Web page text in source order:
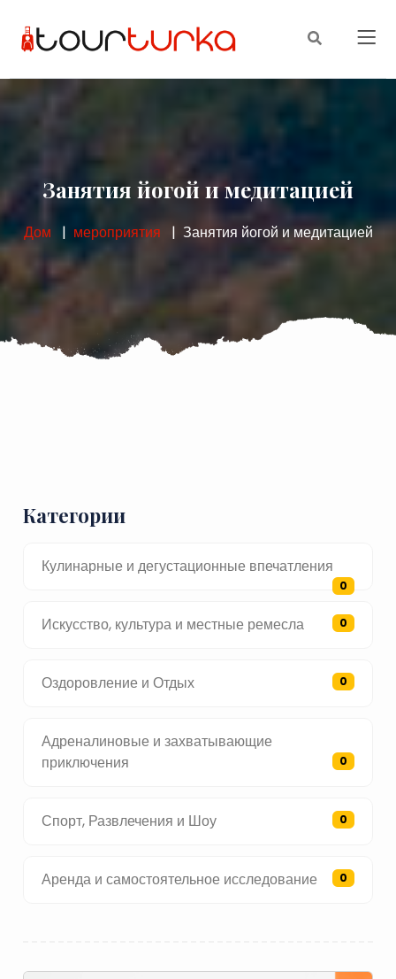
Занятия йогой и медитацией
Дом мероприятия Занятия йогой и медитацией
Категории
Кулинарные и дегустационные впечатления
0
Искусство, культура и местные ремесла 0
Оздоровление и Отдых 0
Адреналиновые и захватывающие
приключения
0
Спорт, Развлечения и Шоу 0
Аренда и самостоятельное исследование 0